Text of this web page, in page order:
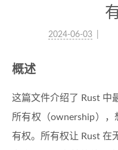
2024-06-03
概述
这篇文件介绍了 Rust 中
所有权（ownership）
有权。所有权让 Rust 在